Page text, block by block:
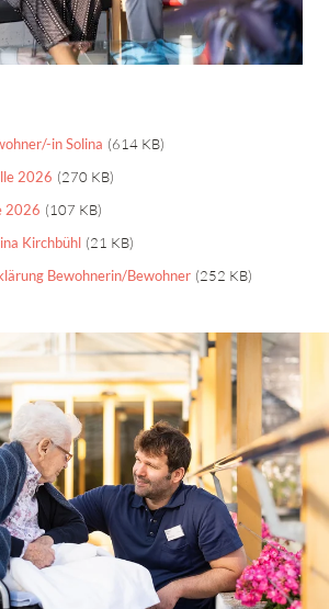
in Solina (614 KB)
2026 (270 KB)
2026 (107 KB)
Kirchbühl (21 KB)
Bewohnerin/Bewohner (252 KB)